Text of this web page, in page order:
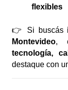
flexibles
👉 Si buscás
Montevideo,
tecnología,
destaque con